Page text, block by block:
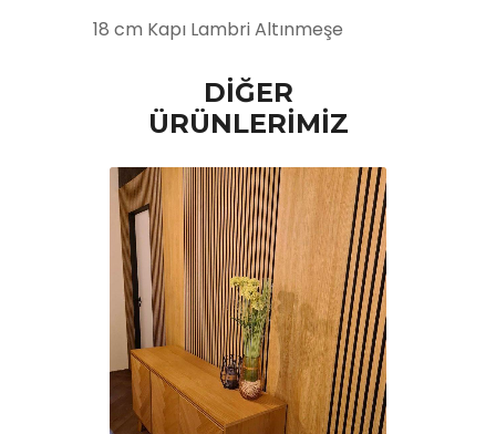
18 cm Kapı Lambri Altınmeşe
DİĞER
ÜRÜNLERİMİZ